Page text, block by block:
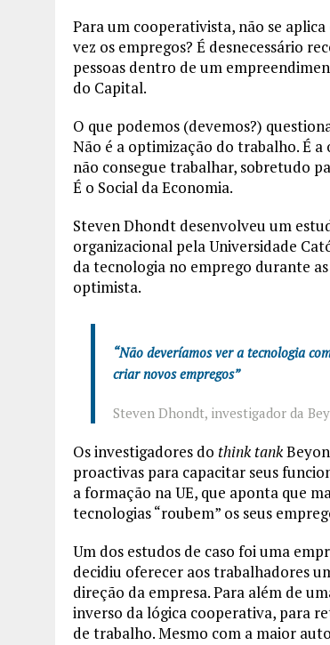
Para um cooperativista, não se
vez os empregos? É desnecessário
pessoas dentro de um
do Capital.
O que podemos (devemos?)
Não é a optimização do trabalho. É
não consegue trabalhar, sobretudo
É o Social da Economia.
Steven Dhondt desenvolveu um
organizacional pela Universidade
da tecnologia no emprego durante
optimista.
“Não deveríamos ver a tecnologia
criar novos empregos”
Steven Dhondt, investigador da
Os investigadores do think tank
proactivas para capacitar seus
a formação na UE, que aponta que
tecnologias “roubem” os seus
Um dos estudos de caso foi uma
decidiu oferecer aos trabalhadores
direção da empresa. Para além de
inverso da lógica cooperativa, para
de trabalho. Mesmo com a maior